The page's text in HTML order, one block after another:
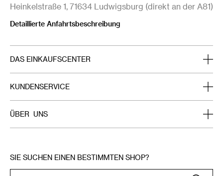
DAS EINKAUFSCENTER
Unsere Shops
KUNDENSERVICE
Service
ÜBER UNS
Vermietung
Kontakt
Heinkelstraße 1, 71634 Ludwigsburg (direkt an der A81)
Detaillierte Anfahrtsbeschreibung
SIE SUCHEN EINEN BESTIMMTEN SHOP?